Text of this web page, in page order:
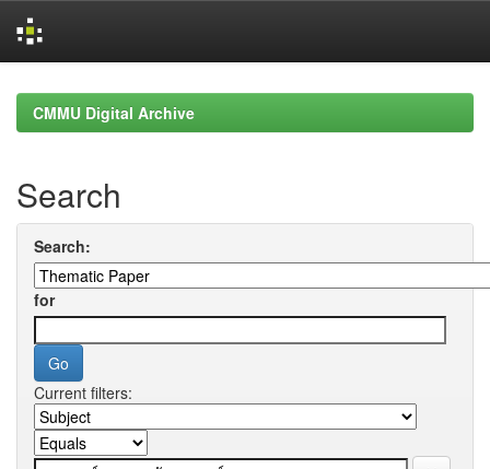
navigationCMMU Digital Archive
Search
Search:
for
Current filters: